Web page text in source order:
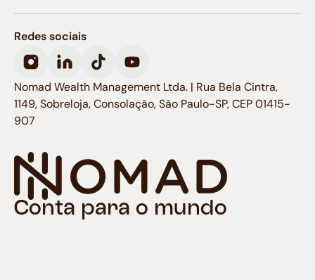
Conta para o mundo
Redes sociais
Nomad Wealth Management Ltda. | Rua Bela Cintra,
1149, Sobreloja, Consolação, São Paulo-SP, CEP 01415-
907